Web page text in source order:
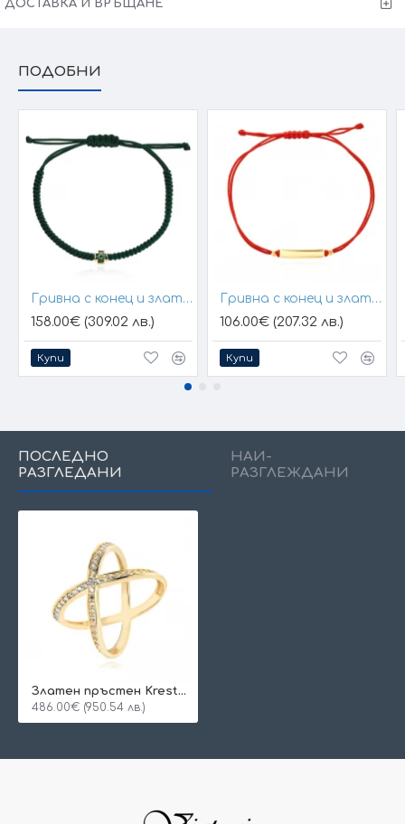
ДОСТАВКА И ВРЪЩАНЕ
ПОДОБНИ
Гривна с конец и златен елемент кръст
158.00€ (309.02 лв.)
Купи
Гривна с конец и златна плочка за гравиране
106.00€ (207.32 лв.)
Купи
ПОСЛЕДНО
РАЗГЛЕДАНИ
НАЙ-
РАЗГЛЕЖДАНИ
Златен пръстен Krestallia
486.00€ (950.54 лв.)